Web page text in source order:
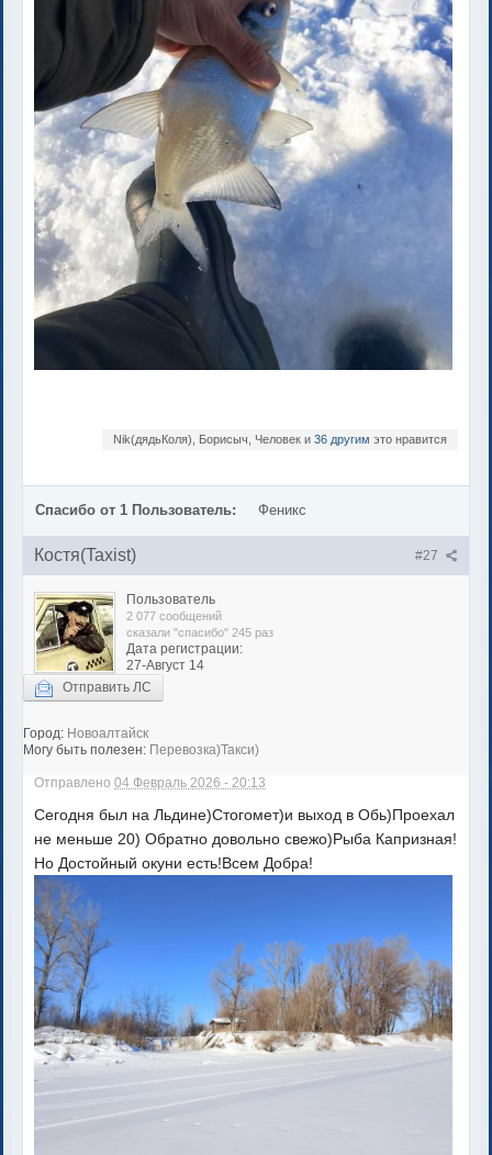
Nik(дядьКоля), Борисыч, Человек и 36 другим это нравится
Спасибо от 1 Пользователь: Феникс
#27
Костя(Taxist)
Пользователь
2 077 сообщений
сказали "спасибо" 245 раз
Дата регистрации:
27-Август 14
Отправить ЛС
Город: Новоалтайск
Могу быть полезен: Перевозка)Такси)
Отправлено04 Февраль 2026 - 20:13
Сегодня был на Льдине)Стогомет)и выход в Обь)Проехал
не меньше 20) Обратно довольно свежо)Рыба Капризная!
Но Достойный окуни есть!Всем Добра!